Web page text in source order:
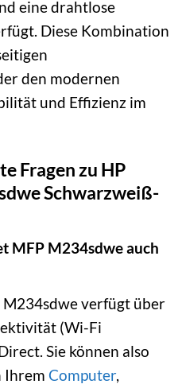
eine drahtlose
Diese Kombination
den modernen
und Effizienz im
Fragen zu HP
Schwarzweiß-
MFP M234sdwe auch
M234sdwe verfügt über
(Wi-Fi
Sie können also
Ihrem Computer,